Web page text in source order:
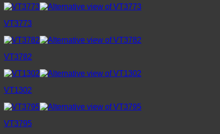
VT3773
VT3782
VT1302
VT3795